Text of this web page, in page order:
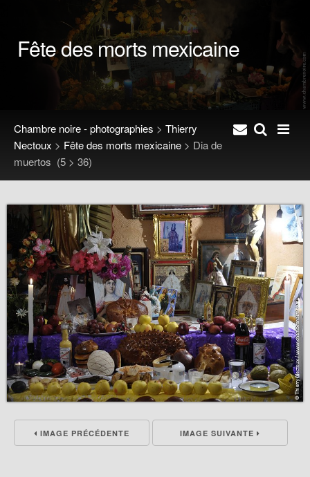
Fête des morts mexicaine
Chambre noire - photographies > Thierry
Nectoux > Fête des morts mexicaine > Dia de
muertos (5 > 36)
IMAGE PRÉCÉDENTE IMAGE SUIVANTE